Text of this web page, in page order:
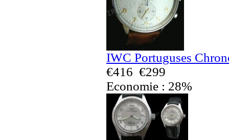
IWC Portuguses
€416 €299
Economie : 28%